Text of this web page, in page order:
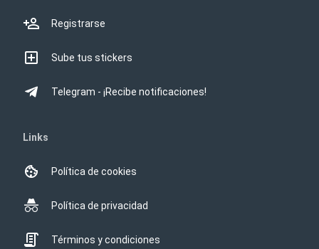
Registrarse
Sube tus stickers
Telegram - ¡Recibe notificaciones!
Links
Política de cookies
Política de privacidad
Términos y condiciones